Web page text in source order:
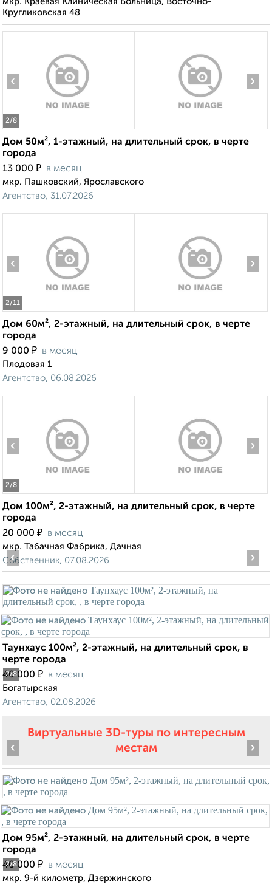
Кругликовская 48
2/8
‹ ›
Дом 50м², 1-этажный, на длительный срок, в черте
города
13 000 ₽ в месяц
мкр. Пашковский, Ярославского
Агентство, 31.07.2026
2/11
‹ ›
Дом 60м², 2-этажный, на длительный срок, в черте
города
9 000 ₽ в месяц
Плодовая 1
Агентство, 06.08.2026
2/8
‹ ›
Дом 100м², 2-этажный, на длительный срок, в черте
города
20 000 ₽ в месяц
мкр. Табачная Фабрика, Дачная
Собственник, 07.08.2026
2/8
‹ ›
Таунхаус 100м², 2-этажный, на длительный срок, в
черте города
40 000 ₽ в месяц
Богатырская
Агентство, 02.08.2026
Виртуальные 3D-туры по интересным
местам
2/8
‹ ›
Дом 95м², 2-этажный, на длительный срок, в черте
города
40 000 ₽ в месяц
мкр. 9-й километр, Дзержинского